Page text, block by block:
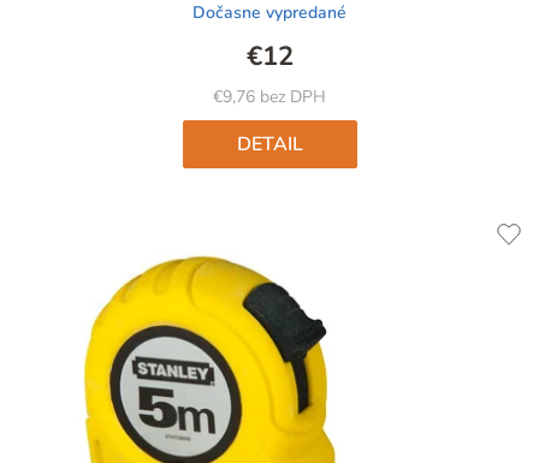
je
5,0
z
5
hviezdičiek.
Dočasne vypredané
€9,76 bez DPH
€12
DETAIL